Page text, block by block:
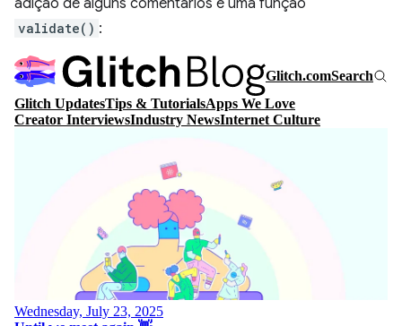
adição de alguns comentários e uma função
validate() :